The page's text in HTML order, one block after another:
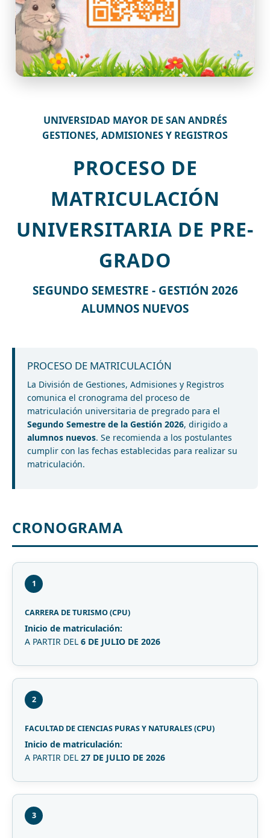
UNIVERSIDAD MAYOR DE SAN ANDRÉS
GESTIONES, ADMISIONES Y REGISTROS
PROCESO DE
MATRICULACIÓN
UNIVERSITARIA DE PRE-
GRADO
SEGUNDO SEMESTRE - GESTIÓN 2026
ALUMNOS NUEVOS
PROCESO DE MATRICULACIÓN
La División de Gestiones, Admisiones y Registros
comunica el cronograma del proceso de
matriculación universitaria de pregrado para el
Segundo Semestre de la Gestión 2026, dirigido a
alumnos nuevos. Se recomienda a los postulantes
cumplir con las fechas establecidas para realizar su
matriculación.
CRONOGRAMA
1
CARRERA DE TURISMO (CPU)
Inicio de matriculación:
A PARTIR DEL 6 DE JULIO DE 2026
2
FACULTAD DE CIENCIAS PURAS Y NATURALES (CPU)
Inicio de matriculación:
A PARTIR DEL 27 DE JULIO DE 2026
3